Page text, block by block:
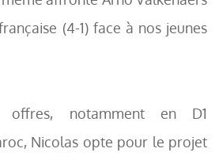
(4-1) face à nos jeunes
offres, notamment en D1
Nicolas opte pour le projet